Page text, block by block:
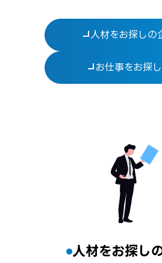
人材をお探しの
お仕事をお探
人材をお探し